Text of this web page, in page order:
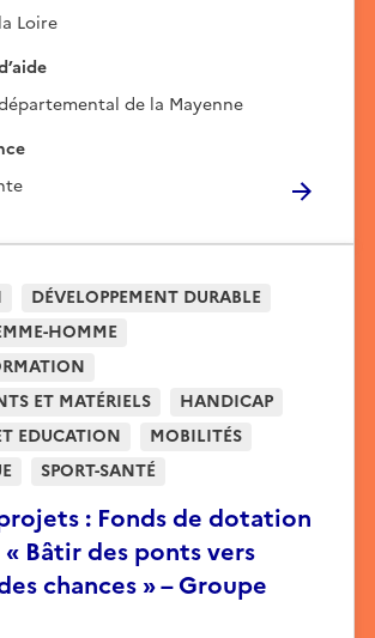
Loire
de la Mayenne
: Fonds de dotation
Bâtir des ponts vers
chances » – Groupe
DÉVELOPPEMENT DURABLE
HOMME
ET MATÉRIELS
HANDICAP
EDUCATION
MOBILITÉS
SPORT-SANTÉ